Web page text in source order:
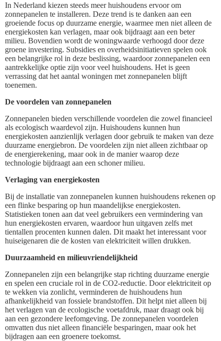
In Nederland kiezen steeds meer huishoudens ervoor om
zonnepanelen te installeren. Deze trend is te danken aan een
groeiende focus op duurzame energie, waarmee men niet alleen de
energiekosten kan verlagen, maar ook bijdraagt aan een beter
milieu. Bovendien wordt de woningwaarde verhoogd door deze
groene investering. Subsidies en overheidsinitiatieven spelen ook
een belangrijke rol in deze beslissing, waardoor zonnepanelen een
aantrekkelijke optie zijn voor veel huishoudens. Het is geen
verrassing dat het aantal woningen met zonnepanelen blijft
toenemen.
De voordelen van zonnepanelen
Zonnepanelen bieden verschillende voordelen die zowel financieel
als ecologisch waardevol zijn. Huishoudens kunnen hun
energiekosten aanzienlijk verlagen door gebruik te maken van deze
duurzame energiebron. De voordelen zijn niet alleen zichtbaar op
de energierekening, maar ook in de manier waarop deze
technologie bijdraagt aan een schoner milieu.
Verlaging van energiekosten
Bij de installatie van zonnepanelen kunnen huishoudens rekenen op
een flinke besparing op hun maandelijkse energiekosten.
Statistieken tonen aan dat veel gebruikers een vermindering van
hun energiekosten ervaren, waardoor hun uitgaven zelfs met
tientallen procenten kunnen dalen. Dit maakt het interessant voor
huiseigenaren die de kosten van elektriciteit willen drukken.
Duurzaamheid en milieuvriendelijkheid
Zonnepanelen zijn een belangrijke stap richting duurzame energie
en spelen een cruciale rol in de CO2-reductie. Door elektriciteit op
te wekken via zonlicht, verminderen de huishoudens hun
afhankelijkheid van fossiele brandstoffen. Dit helpt niet alleen bij
het verlagen van de ecologische voetafdruk, maar draagt ook bij
aan een gezondere leefomgeving. De zonnepanelen voordelen
omvatten dus niet alleen financiële besparingen, maar ook het
bijdragen aan een groenere toekomst.